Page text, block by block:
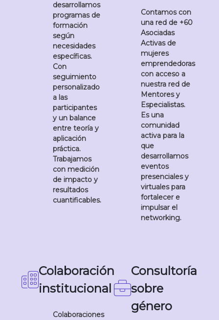
desarrollamos
programas de
formación
según
necesidades
específicas.
Con
seguimiento
personalizado
a las
participantes
y un balance
entre teoría y
aplicación
práctica.
Trabajamos
con medición
de impacto y
resultados
cuantificables.
Contamos con
una red de +60
Asociadas
Activas de
mujeres
emprendedoras
con acceso a
nuestra red de
Mentores y
Especialistas.
Es una
comunidad
activa para la
que
desarrollamos
eventos
presenciales y
virtuales para
fortalecer e
impulsar el
networking.
Colaboración
institucional
Colaboraciones
Consultoría
sobre
género